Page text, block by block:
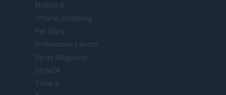
Notizie.it
Offerte Shopping
Pet Story
Professione Lavoro
Sport Magazine
Style24
Think.it